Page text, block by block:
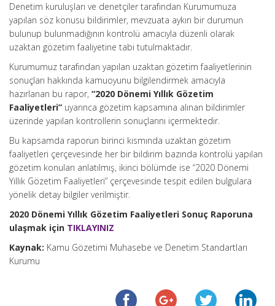
Denetim kuruluşları ve denetçiler tarafından Kurumumuza
yapılan söz konusu bildirimler, mevzuata aykırı bir durumun
bulunup bulunmadığının kontrolü amacıyla düzenli olarak
uzaktan gözetim faaliyetine tabi tutulmaktadır.
Kurumumuz tarafından yapılan uzaktan gözetim faaliyetlerinin
sonuçları hakkında kamuoyunu bilgilendirmek amacıyla
hazırlanan bu rapor, “2020 Dönemi Yıllık Gözetim
Faaliyetleri” uyarınca gözetim kapsamına alınan bildirimler
üzerinde yapılan kontrollerin sonuçlarını içermektedir.
Bu kapsamda raporun birinci kısmında uzaktan gözetim
faaliyetleri çerçevesinde her bir bildirim bazında kontrolü yapılan
gözetim konuları anlatılmış, ikinci bölümde ise “2020 Dönemi
Yıllık Gözetim Faaliyetleri” çerçevesinde tespit edilen bulgulara
yönelik detay bilgiler verilmiştir.
2020 Dönemi Yıllık Gözetim Faaliyetleri Sonuç Raporuna
ulaşmak için TIKLAYINIZ
Kaynak: Kamu Gözetimi Muhasebe ve Denetim Standartları
Kurumu